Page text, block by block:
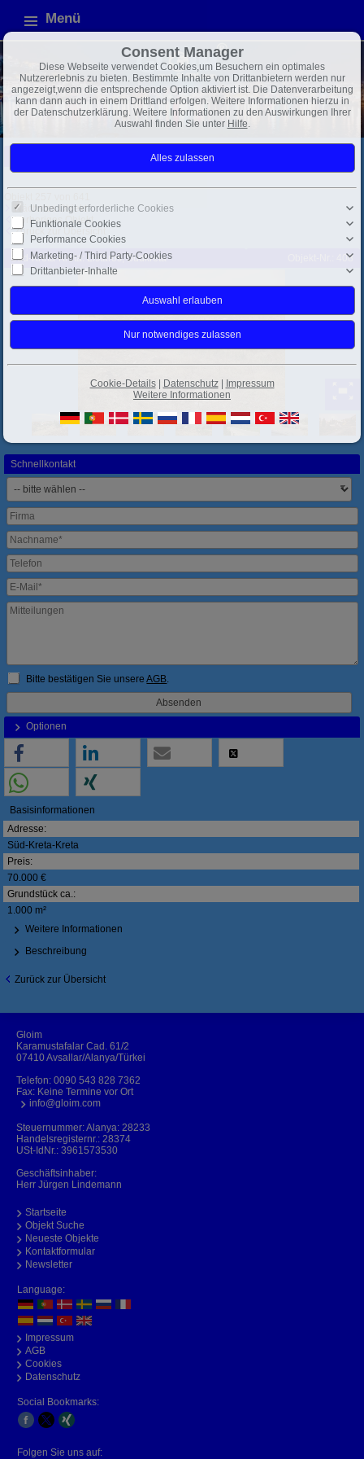
Menü
Exposé
Nächstes Objekt
Vorheriges Objekt
Zurück zur Übersicht
Süd-Kreta-Kreta: Listaros, Südkreta Objekt-Nr.: 408
Schnellkontakt
Bitte bestätigen Sie unsereAGB
Optionen
Basisinformationen
Adresse:
Süd-Kreta-Kreta
Preis:
70.000 €
Grundstück ca.:
1.000 m²
Weitere Informationen
Beschreibung
Zurück zur Übersicht
Gloim
Karamustafalar Cad. 61/2
07410 Avsallar/Alanya/Türkei
Telefon: 0090 543 828 7362
Fax: Keine Termine vor Ort
info@gloim.com
Steuernummer: Alanya: 28233
Handelsregisternr.: 28374
USt-IdNr.: 3961573530
Geschäftsinhaber:
Herr Jürgen Lindemann
Startseite
Objekt Suche
Neueste Objekte
Kontaktformular
Newsletter
Language:
Impressum
AGB
Cookies
Datenschutz
Social Bookmarks:
Folgen Sie uns auf:
Consent Manager
Diese Webseite verwendet Cookies,um Besuchern ein optimales
Nutzererlebnis zu bieten. Bestimmte Inhalte von Drittanbietern werden nur
angezeigt,wenn die entsprechende Option aktiviert ist. Die Datenverarbeitung
kann dann auch in einem Drittland erfolgen. Weitere Informationen hierzu in
der Datenschutzerklärung. Weitere Informationen zu den Auswirkungen Ihrer
Auswahl finden Sie unter Hilfe.
Unbedingt erforderliche Cookies
Funktionale Cookies
Performance Cookies
Marketing- / Third Party-Cookies
Drittanbieter-Inhalte
Cookie-Details| Datenschutz|
Impressum
Weitere Informationen